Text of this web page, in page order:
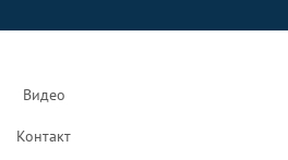
Видео
Контакт